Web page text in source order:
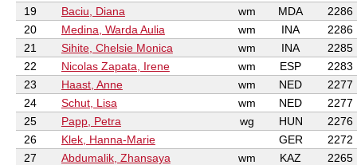
19
Baciu, Diana wm MDA
2286
20
Medina, Warda Aulia wm INA
2286
21
Sihite, Chelsie Monica wm INA
2285
22
Nicolas Zapata, Irene wm ESP
2283
23
Haast, Anne wm NED
2277
24
Schut, Lisa wm NED
2277
25
Papp, Petra wg HUN
2276
26
Klek, Hanna-Marie GER
2272
27
Abdumalik, Zhansaya wm KAZ
2265